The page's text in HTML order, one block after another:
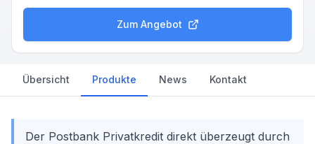
Zum Angebot
Übersicht Produkte News Kontakt
Der Postbank Privatkredit direkt überzeugt durch